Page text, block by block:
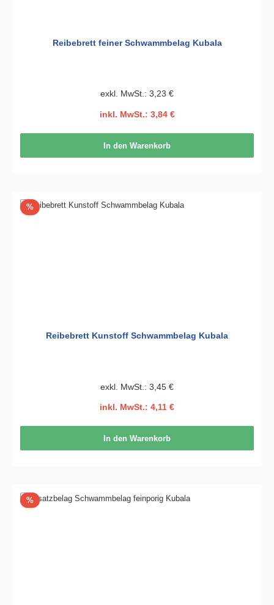
Reibebrett feiner Schwammbelag Kubala
exkl. MwSt.: 3,23 €
inkl. MwSt.: 3,84 €
In den Warenkorb
%Rabatt
Reibebrett Kunstoff Schwammbelag Kubala
exkl. MwSt.: 3,45 €
inkl. MwSt.: 4,11 €
In den Warenkorb
%Rabatt